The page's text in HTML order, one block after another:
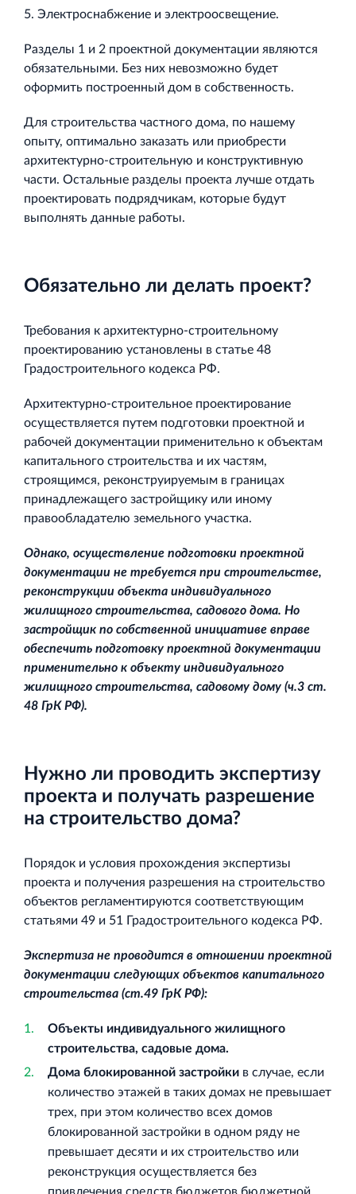
5. Электроснабжение и электроосвещение.
Разделы 1 и 2 проектной документации являются
обязательными. Без них невозможно будет
оформить построенный дом в собственность.
Для строительства частного дома, по нашему
опыту, оптимально заказать или приобрести
архитектурно-строительную и конструктивную
части. Остальные разделы проекта лучше отдать
проектировать подрядчикам, которые будут
выполнять данные работы.
Обязательно ли делать проект?
Требования к архитектурно-строительному
проектированию установлены в статье 48
Градостроительного кодекса РФ.
Архитектурно-строительное проектирование
осуществляется путем подготовки проектной и
рабочей документации применительно к объектам
капитального строительства и их частям,
строящимся, реконструируемым в границах
принадлежащего застройщику или иному
правообладателю земельного участка.
Однако, осуществление подготовки проектной
документации не требуется при строительстве,
реконструкции объекта индивидуального
жилищного строительства, садового дома. Но
застройщик по собственной инициативе вправе
обеспечить подготовку проектной документации
применительно к объекту индивидуального
жилищного строительства, садовому дому (ч.3 ст.
48 ГрК РФ).
Нужно ли проводить экспертизу
проекта и получать разрешение
на строительство дома?
Порядок и условия прохождения экспертизы
проекта и получения разрешения на строительство
объектов регламентируются соответствующим
статьями 49 и 51 Градостроительного кодекса РФ.
Экспертиза не проводится в отношении проектной
документации следующих объектов капитального
строительства (ст.49 ГрК РФ):
Объекты индивидуального жилищного
строительства, садовые дома.
Дома блокированной застройки в случае, если
количество этажей в таких домах не превышает
трех, при этом количество всех домов
блокированной застройки в одном ряду не
превышает десяти и их строительство или
реконструкция осуществляется без